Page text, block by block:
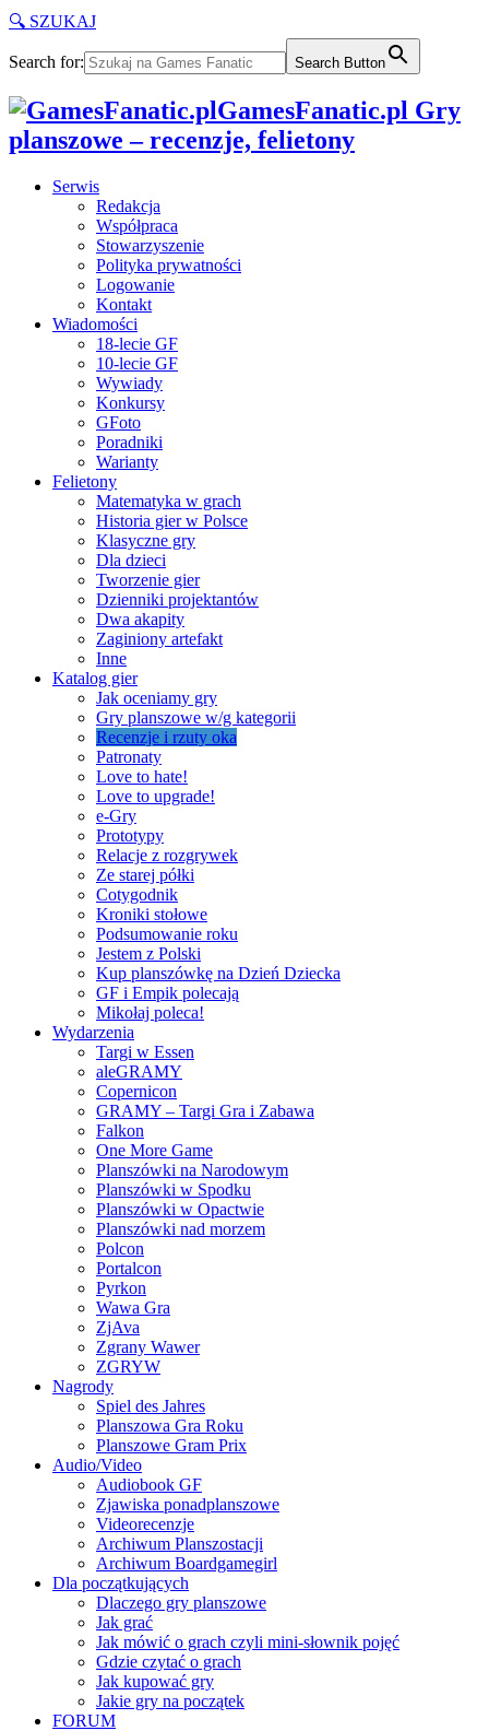
🔍 SZUKAJ
Search for: Search Button
GamesFanatic.pl Gry
planszowe – recenzje, felietony
Serwis
Redakcja
Współpraca
Stowarzyszenie
Polityka prywatności
Logowanie
Kontakt
Wiadomości
18-lecie GF
10-lecie GF
Wywiady
Konkursy
GFoto
Poradniki
Warianty
Felietony
Matematyka w grach
Historia gier w Polsce
Klasyczne gry
Dla dzieci
Tworzenie gier
Dzienniki projektantów
Dwa akapity
Zaginiony artefakt
Inne
Katalog gier
Jak oceniamy gry
Gry planszowe w/g kategorii
Recenzje i rzuty oka
Patronaty
Love to hate!
Love to upgrade!
e-Gry
Prototypy
Relacje z rozgrywek
Ze starej półki
Cotygodnik
Kroniki stołowe
Podsumowanie roku
Jestem z Polski
Kup planszówkę na Dzień Dziecka
GF i Empik polecają
Mikołaj poleca!
Wydarzenia
Targi w Essen
aleGRAMY
Copernicon
GRAMY – Targi Gra i Zabawa
Falkon
One More Game
Planszówki na Narodowym
Planszówki w Spodku
Planszówki w Opactwie
Planszówki nad morzem
Polcon
Portalcon
Pyrkon
Wawa Gra
ZjAva
Zgrany Wawer
ZGRYW
Nagrody
Spiel des Jahres
Planszowa Gra Roku
Planszowe Gram Prix
Audio/Video
Audiobook GF
Zjawiska ponadplanszowe
Videorecenzje
Archiwum Planszostacji
Archiwum Boardgamegirl
Dla początkujących
Dlaczego gry planszowe
Jak grać
Jak mówić o grach czyli mini-słownik pojęć
Gdzie czytać o grach
Jak kupować gry
Jakie gry na początek
FORUM